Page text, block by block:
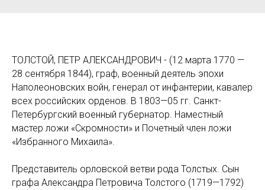
ТОЛСТОЙ, ПЕТР АЛЕКСАНДРОВИЧ - (12 марта 1770 —
28 сентября 1844), граф, военный деятель эпохи
Наполеоновских войн, генерал от инфантерии, кавалер
всех российских орденов. В 1803—05 гг. Санкт-
Петербургский военный губернатор. Наместный
мастер ложи «Скромности» и Почетный член ложи
«Избранного Михаила».
Представитель орловской ветви рода Толстых. Сын
графа Александра Петровича Толстого (1719—1792)